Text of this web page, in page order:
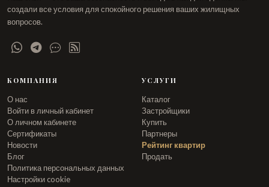
создали все условия для спокойного решения ваших жилищных
вопросов.
КОМПАНИЯ
О нас
Войти в личный кабинет
О личном кабинете
Сертификаты
Новости
Блог
Политика персональных данных
Настройки cookie
УСЛУГИ
Каталог
Застройщики
Купить
Партнеры
Рейтинг квартир
Продать